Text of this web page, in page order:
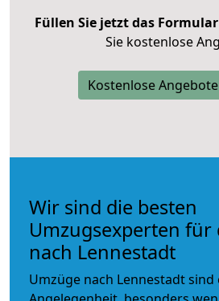
Füllen Sie jetzt das
Sie kostenlose
Kostenlose
Wir sind die besten
Umzugsexperten für
nach Lennestadt
Umzüge nach Lennestadt sind